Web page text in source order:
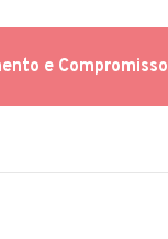
e Compromisso